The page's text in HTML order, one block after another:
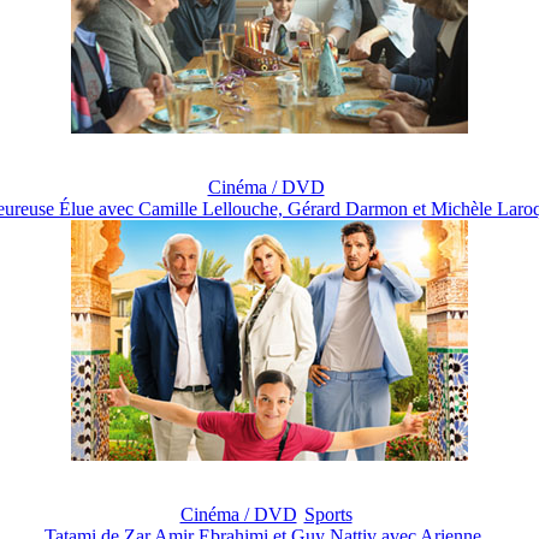
Cinéma / DVD
Élue avec Camille Lellouche, Gérard Darmon et Michèle
Cinéma / DVD Sports